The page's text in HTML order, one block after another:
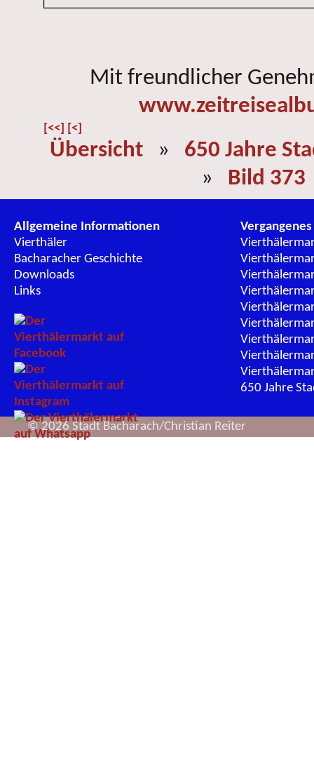
Mit freundlicher
[<<] [<]
Übersicht » 650 Jahre
» Bild 373
Allgemeine Informationen
Vierthäler
Bacharacher Geschichte
Downloads
Links
Vergangenes
650 Jahre
© 2026 Stadt Bacharach/Christian Reiter